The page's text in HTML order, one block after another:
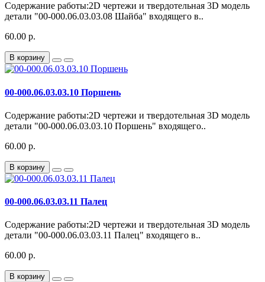
Содержание работы:2D чертежи и твердотельная 3D модель
детали "00-000.06.03.03.08 Шайба" входящего в..
60.00 р.
В корзину
00-000.06.03.03.10 Поршень
Содержание работы:2D чертежи и твердотельная 3D модель
детали "00-000.06.03.03.10 Поршень" входящего..
60.00 р.
В корзину
00-000.06.03.03.11 Палец
Содержание работы:2D чертежи и твердотельная 3D модель
детали "00-000.06.03.03.11 Палец" входящего в..
60.00 р.
В корзину